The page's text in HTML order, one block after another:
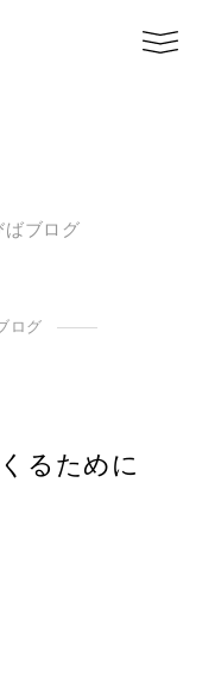
ばブログ
ログ
るために